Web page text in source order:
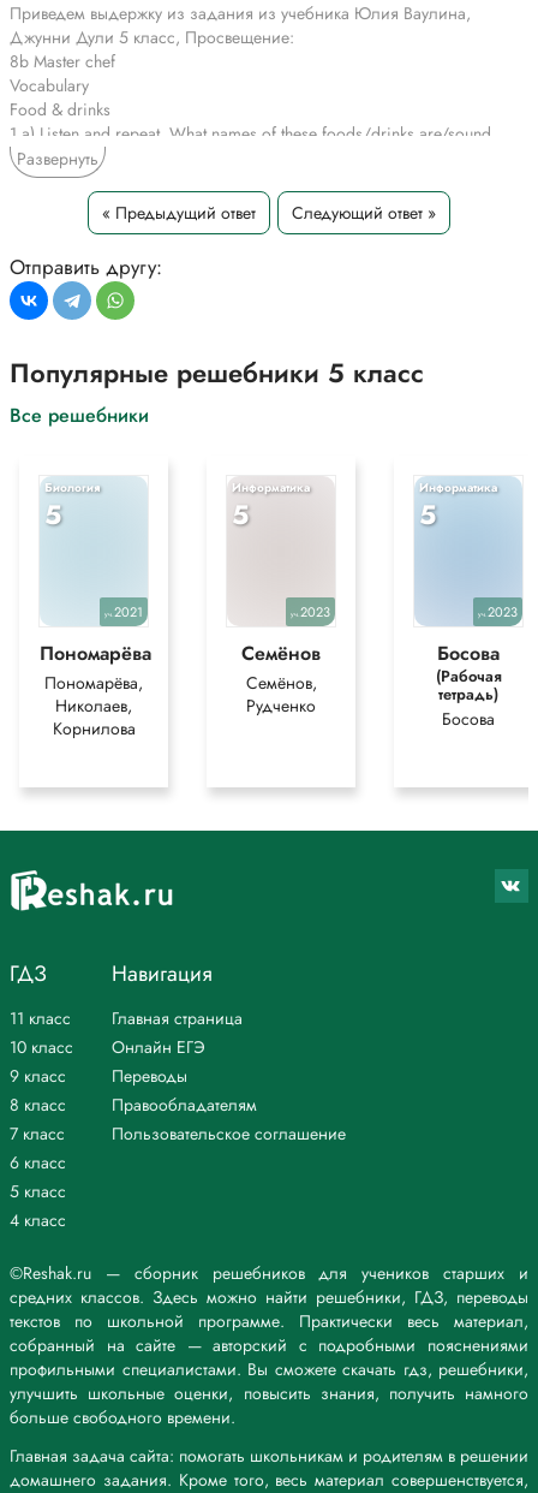
Приведем выдержку из задания из учебника Юлия Ваулина,
Джунни Дули 5 класс, Просвещение:
8b Master chef
Vocabulary
Food & drinks
1 a) Listen and repeat. What names of these foods/drinks are/sound
similar in your language? Which do you eat/drink for
breakfast/lunch/dinner?
b) Which of the foods in the pyramid do you like/not like?
A: I like cherries, but I don't like grapes.
B: Really? I like...
*Цитирирование части задания со ссылкой на учебник
производится исключительно в учебных целях для лучшего
понимания разбора решения задания.
Развернуть
« Предыдущий ответ Следующий ответ »
Отправить другу:
Популярные решебники 5 класс
Все решебники
Биология
5
уч.2021
Пономарёва
Пономарёва,
Николаев,
Корнилова
Информатика
5
уч.2023
Семёнов
Семёнов,
Рудченко
Информатика
5
уч.2023
Босова
(Рабочая
тетрадь)
Босова
©Reshak.ru — сборник решебников для учеников старших и
средних классов. Здесь можно найти решебники, ГДЗ, переводы
текстов по школьной программе. Практически весь материал,
собранный на сайте — авторский с подробными пояснениями
профильными специалистами. Вы сможете скачать гдз, решебники,
улучшить школьные оценки, повысить знания, получить намного
больше свободного времени.
Главная задача сайта: помогать школьникам и родителям в решении
домашнего задания. Кроме того, весь материал совершенствуется,
ГДЗ
11 класс
10 класс
9 класс
8 класс
7 класс
6 класс
5 класс
4 класс
Навигация
Главная страница
Онлайн ЕГЭ
Переводы
Правообладателям
Пользовательское соглашение